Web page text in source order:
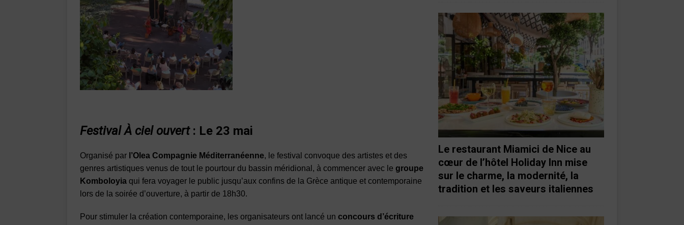
Festival À ciel ouvert: Le 23 mai
Organisé par l’Olea Compagnie Méditerranéenne, le festival convoque des artistes et des
genres artistiques venus de tout le pourtour du bassin méridional, à commencer avec le groupe
Komboloyia qui fera voyager le public jusqu’aux confins de la Grèce antique et contemporaine
lors de la soirée d’ouverture, à partir de 18h30.
Pour stimuler la création contemporaine, les organisateurs ont lancé un concours d’écriture
Le restaurant Miamici de Nice au
cœur de l’hôtel Holiday Inn mise
sur le charme, la modernité, la
tradition et les saveurs italiennes